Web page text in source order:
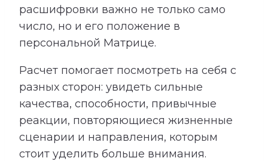
расшифровки важно не только само
число, но и его положение в
персональной Матрице.
Расчет помогает посмотреть на себя с
разных сторон: увидеть сильные
качества, способности, привычные
реакции, повторяющиеся жизненные
сценарии и направления, которым
стоит уделить больше внимания.